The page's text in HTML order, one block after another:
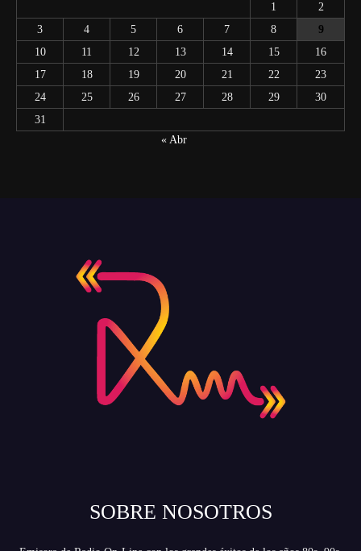
1
2
3
4 5 6 7 8
9
10
11 12 13 14 15
16
17
18 19 20 21 22
23
24
25 26 27 28 29
30
31
« Abr
SOBRE NOSOTROS